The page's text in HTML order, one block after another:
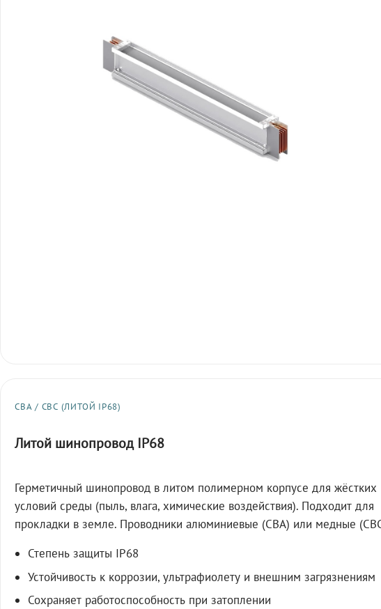
СВА / СВС (ЛИТОЙ IP68)
Литой шинопровод IP68
Герметичный шинопровод в литом полимерном корпусе для жёстких
условий среды (пыль, влага, химические воздействия). Подходит для
прокладки в земле. Проводники алюминиевые (СВА) или медные
Степень защиты IP68
Устойчивость к коррозии, ультрафиолету и внешним загрязнениям
Сохраняет работоспособность при затоплении